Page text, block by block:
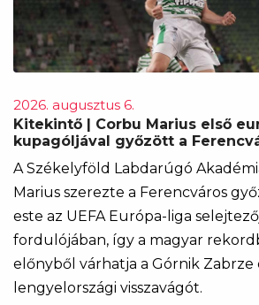
2026. augusztus 6.
Kitekintő | Corbu Marius első
kupagóljával győzött a
A Székelyföld Labdarúgó
Marius szerezte a Ferencváros
este az UEFA Európa-liga
fordulójában, így a magyar
előnyből várhatja a Górnik Zabrze
lengyelországi visszavágót.